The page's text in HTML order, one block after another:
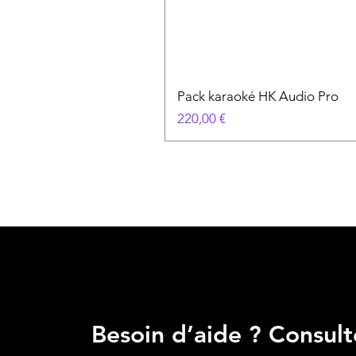
Pack karaoké HK Audio Pro
Prix
220,00 €
Besoin d’aide ?